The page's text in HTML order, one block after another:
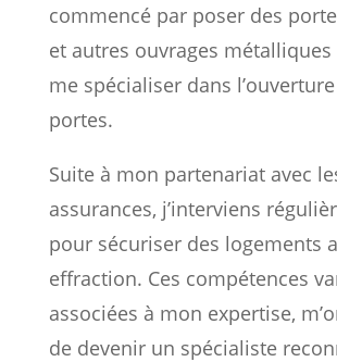
commencé par poser des
et autres ouvrages métalliques
me spécialiser dans
portes.
Suite à mon partenariat avec
assurances, j’interviens
pour sécuriser des logements
effraction. Ces compétences
associées à mon expertise,
de devenir un spécialiste